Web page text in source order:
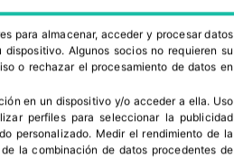
para almacenar, acceder y procesar datos
Algunos socios no requieren su
o rechazar el procesamiento de datos en
en un dispositivo y/o acceder a ella. Uso
perfiles para seleccionar la publicidad
personalizado. Medir el rendimiento de la
la combinación de datos procedentes de